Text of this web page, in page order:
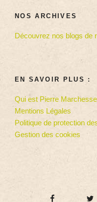
NOS ARCHIVES
Découvrez nos blogs de
EN SAVOIR PLUS :
Qui est Pierre
Mentions Légales
Politique de protection
Gestion des cookies